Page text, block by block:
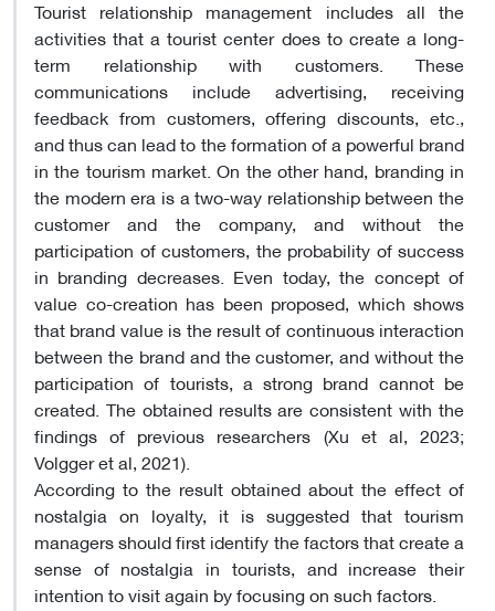
Tourist relationship management includes all the
activities that a tourist center does to create a long-
term relationship with customers. These
communications include advertising, receiving
feedback from customers, offering discounts, etc.,
and thus can lead to the formation of a powerful brand
in the tourism market. On the other hand, branding in
the modern era is a two-way relationship between the
customer and the company, and without the
participation of customers, the probability of success
in branding decreases. Even today, the concept of
value co-creation has been proposed, which shows
that brand value is the result of continuous interaction
between the brand and the customer, and without the
participation of tourists, a strong brand cannot be
created. The obtained results are consistent with the
findings of previous researchers (Xu et al, 2023;
Volgger et al, 2021).
According to the result obtained about the effect of
nostalgia on loyalty, it is suggested that tourism
managers should first identify the factors that create a
sense of nostalgia in tourists, and increase their
intention to visit again by focusing on such factors.